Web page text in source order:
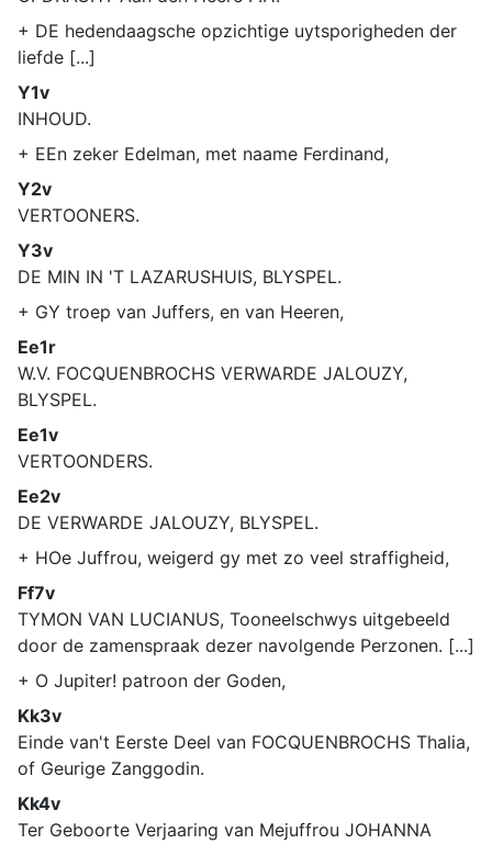
+ DE hedendaagsche opzichtige uytsporigheden der
liefde [...]
Y1v
INHOUD.
+ EEn zeker Edelman, met naame Ferdinand,
Y2v
VERTOONERS.
Y3v
DE MIN IN 'T LAZARUSHUIS, BLYSPEL.
+ GY troep van Juffers, en van Heeren,
Ee1r
W.V. FOCQUENBROCHS VERWARDE JALOUZY,
BLYSPEL.
Ee1v
VERTOONDERS.
Ee2v
DE VERWARDE JALOUZY, BLYSPEL.
+ HOe Juffrou, weigerd gy met zo veel straffigheid,
Ff7v
TYMON VAN LUCIANUS, Tooneelschwys uitgebeeld
door de zamenspraak dezer navolgende Perzonen. [...]
+ O Jupiter! patroon der Goden,
Kk3v
Einde van't Eerste Deel van FOCQUENBROCHS Thalia,
of Geurige Zanggodin.
Kk4v
Ter Geboorte Verjaaring van Mejuffrou JOHANNA